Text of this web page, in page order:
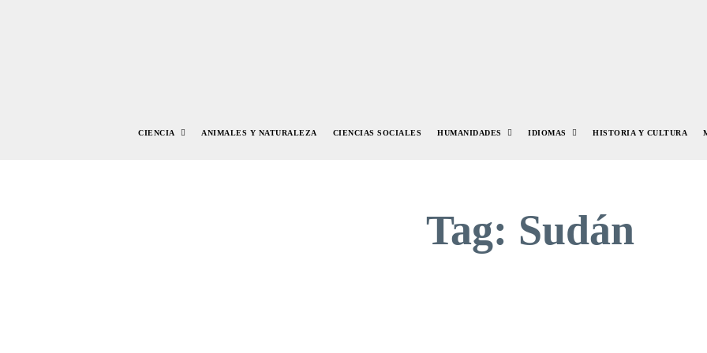
CIENCIA ANIMALES Y NATURALEZA CIENCIAS SOCIALES HUMANIDADES IDIOMAS HISTORIA Y CULTURA
Tag: Sudán